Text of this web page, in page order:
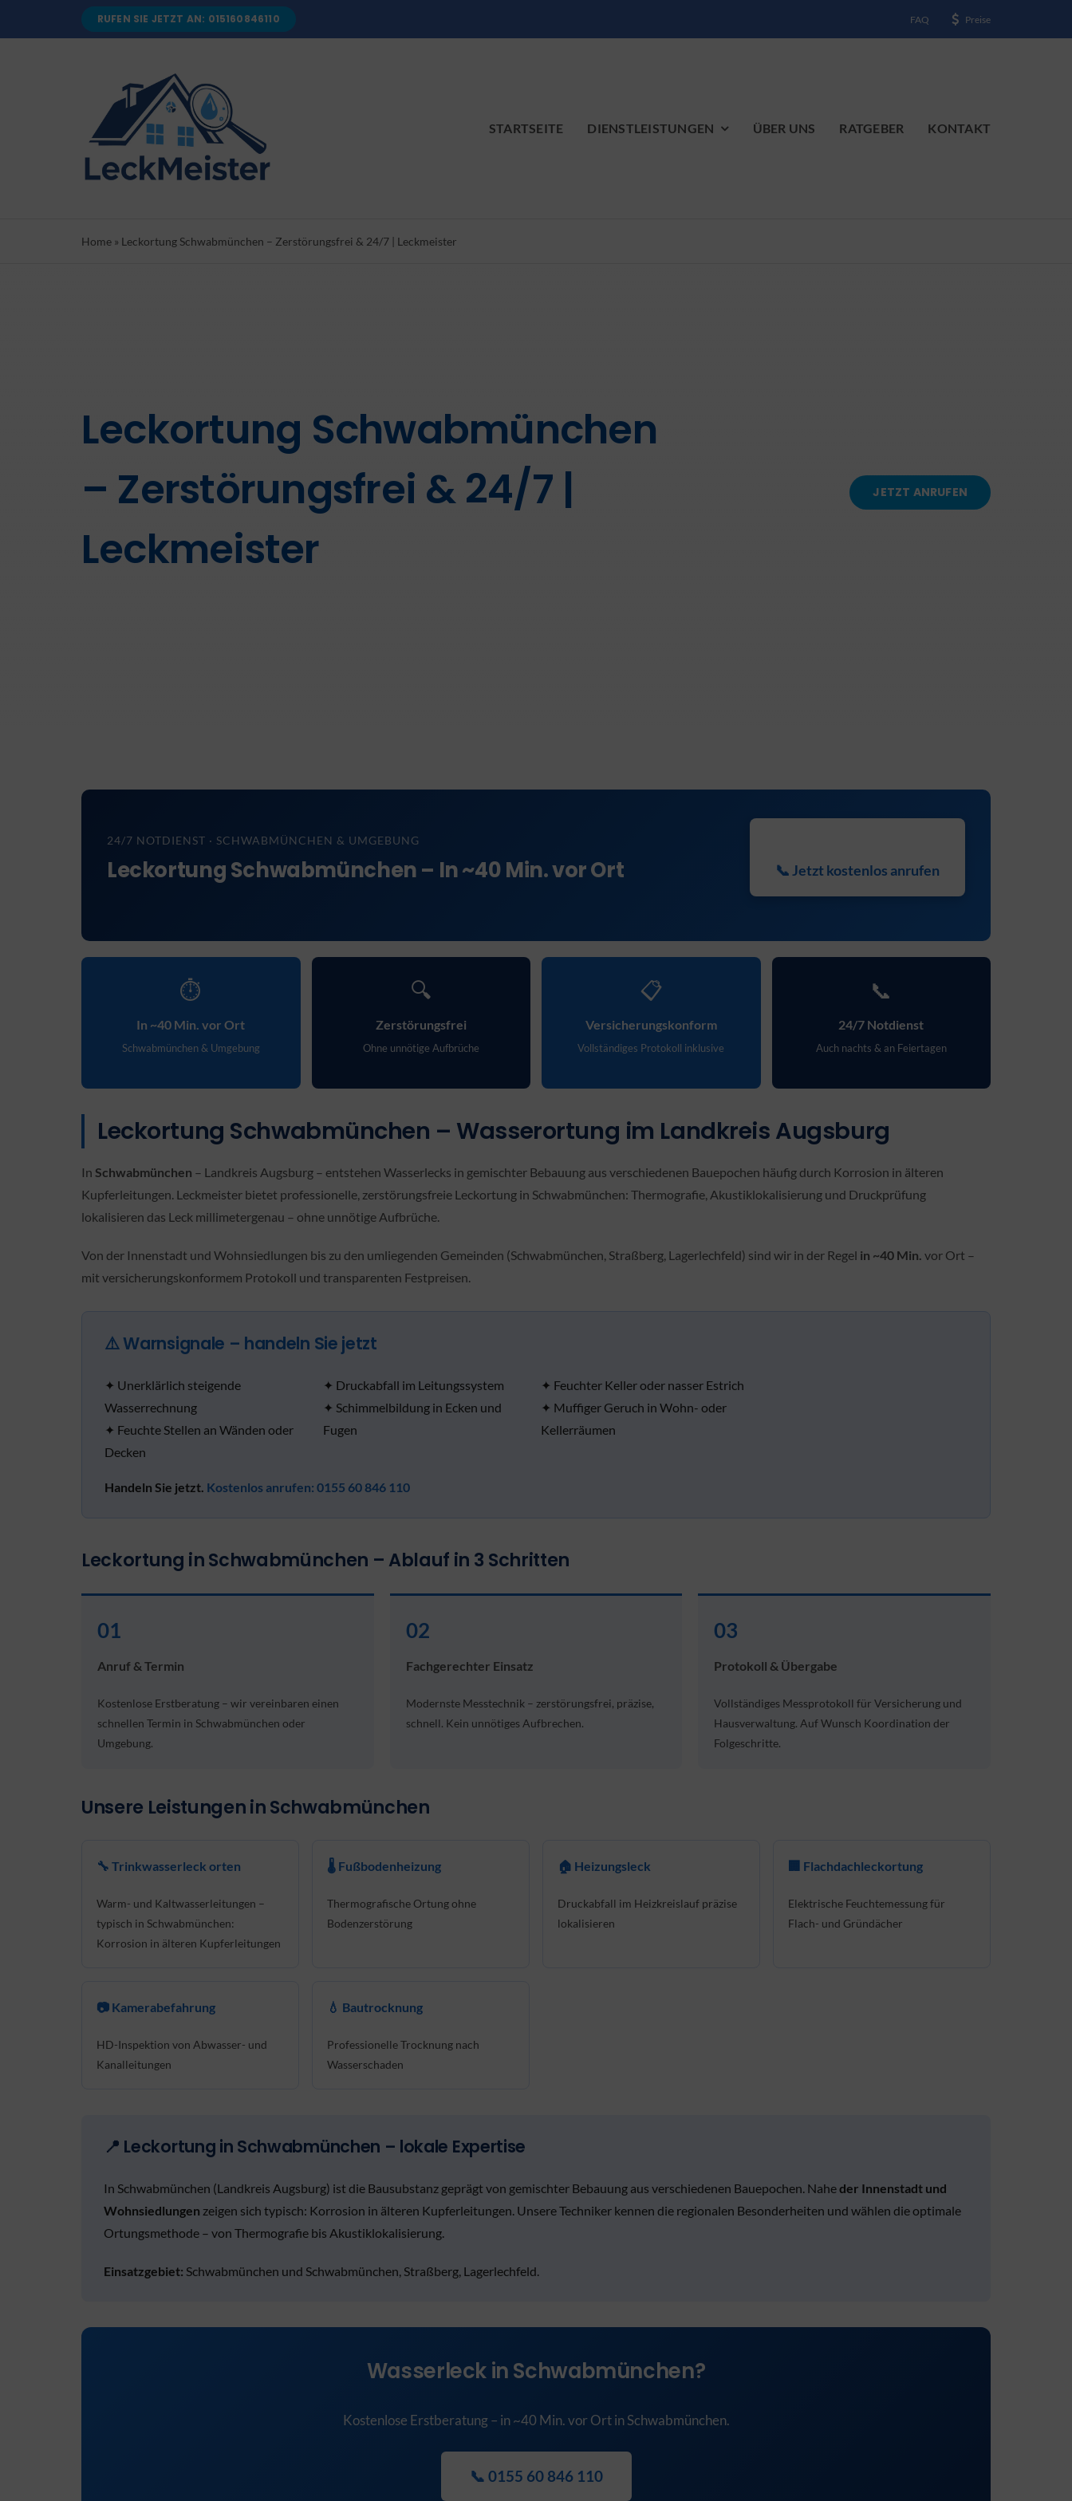
RUFEN SIE JETZT AN: 015160846110 FAQ Preise
STARTSEITE DIENSTLEISTUNGEN ÜBER UNS RATGEBER KONTAKT
Home » Leckortung Schwabmünchen – Zerstörungsfrei & 24/7 | Leckmeister
Leckortung Schwabmünchen
– Zerstörungsfrei & 24/7 |
Leckmeister
JETZT ANRUFEN
24/7 NOTDIENST · SCHWABMÜNCHEN & UMGEBUNG
Leckortung Schwabmünchen – In ~40 Min. vor Ort 📞 Jetzt kostenlos anrufen
⏱
In ~40 Min. vor Ort
Schwabmünchen & Umgebung
🔍
Zerstörungsfrei
Ohne unnötige Aufbrüche
📋
Versicherungskonform
Vollständiges Protokoll inklusive
📞
24/7 Notdienst
Auch nachts & an Feiertagen
Leckortung Schwabmünchen – Wasserortung im Landkreis Augsburg
In Schwabmünchen – Landkreis Augsburg – entstehen Wasserlecks in gemischter Bebauung aus verschiedenen Bauepochen häufig durch Korrosion in älteren
Kupferleitungen. Leckmeister bietet professionelle, zerstörungsfreie Leckortung in Schwabmünchen: Thermografie, Akustiklokalisierung und Druckprüfung
lokalisieren das Leck millimetergenau – ohne unnötige Aufbrüche.
Von der Innenstadt und Wohnsiedlungen bis zu den umliegenden Gemeinden (Schwabmünchen, Straßberg, Lagerlechfeld) sind wir in der Regel in ~40 Min. vor Ort –
mit versicherungskonformem Protokoll und transparenten Festpreisen.
⚠️ Warnsignale – handeln Sie jetzt
✦ Unerklärlich steigende
Wasserrechnung
✦ Feuchte Stellen an Wänden oder
Decken
✦ Druckabfall im Leitungssystem
✦ Schimmelbildung in Ecken und
Fugen
✦ Feuchter Keller oder nasser Estrich
✦ Muffiger Geruch in Wohn- oder
Kellerräumen
Handeln Sie jetzt. Kostenlos anrufen: 0155 60 846 110
Leckortung in Schwabmünchen – Ablauf in 3 Schritten
01
Anruf & Termin
Kostenlose Erstberatung – wir vereinbaren einen
schnellen Termin in Schwabmünchen oder
Umgebung.
02
Fachgerechter Einsatz
Modernste Messtechnik – zerstörungsfrei, präzise,
schnell. Kein unnötiges Aufbrechen.
03
Protokoll & Übergabe
Vollständiges Messprotokoll für Versicherung und
Hausverwaltung. Auf Wunsch Koordination der
Folgeschritte.
Unsere Leistungen in Schwabmünchen
🔧 Trinkwasserleck orten
Warm- und Kaltwasserleitungen –
typisch in Schwabmünchen:
Korrosion in älteren Kupferleitungen
🌡 Fußbodenheizung
Thermografische Ortung ohne
Bodenzerstörung
🏠 Heizungsleck
Druckabfall im Heizkreislauf präzise
lokalisieren
🏢 Flachdachleckortung
Elektrische Feuchtemessung für
Flach- und Gründächer
📷 Kamerabefahrung
HD-Inspektion von Abwasser- und
Kanalleitungen
💧 Bautrocknung
Professionelle Trocknung nach
Wasserschaden
📍 Leckortung in Schwabmünchen – lokale Expertise
In Schwabmünchen (Landkreis Augsburg) ist die Bausubstanz geprägt von gemischter Bebauung aus verschiedenen Bauepochen. Naheder Innenstadt und
Wohnsiedlungen zeigen sich typisch: Korrosion in älteren Kupferleitungen. Unsere Techniker kennen die regionalen Besonderheiten und wählen die optimale
Ortungsmethode – von Thermografie bis Akustiklokalisierung.
Einsatzgebiet: Schwabmünchen und Schwabmünchen, Straßberg, Lagerlechfeld.
Wasserleck in Schwabmünchen?
Kostenlose Erstberatung – in ~40 Min. vor Ort in Schwabmünchen.
📞 0155 60 846 110